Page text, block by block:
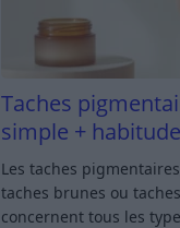
Taches
simple +
Les taches
taches brunes ou
concernent tous les